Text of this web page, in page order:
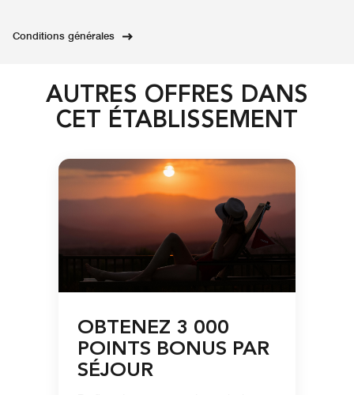
Conditions générales
AUTRES OFFRES DANS
CET ÉTABLISSEMENT
OBTENEZ 3 000
POINTS BONUS PAR
SÉJOUR